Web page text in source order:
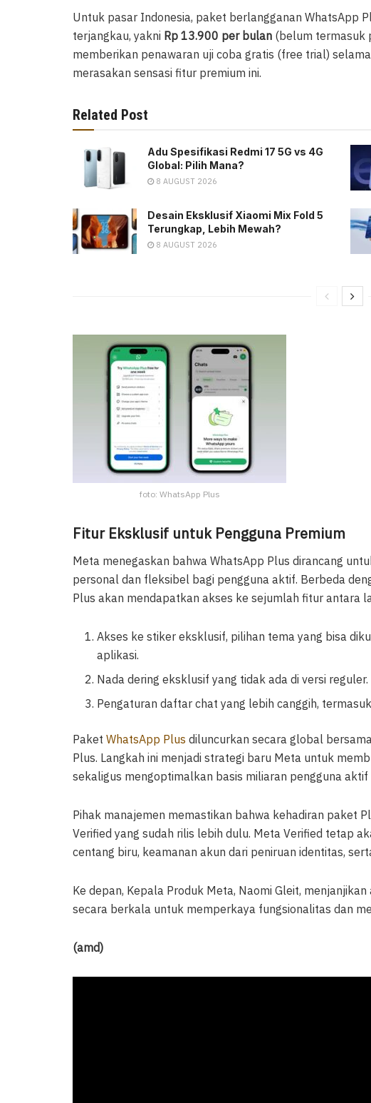
Untuk pasar Indonesia, paket berlangganan WhatsApp
terjangkau, yakni Rp 13.900 per bulan (belum termasuk
memberikan penawaran uji coba gratis (free trial)
merasakan sensasi fitur premium ini.
Related Post
Adu Spesifikasi Redmi 17 5G vs 4G
Global: Pilih Mana?
8 AUGUST 2026
Desain Eksklusif Xiaomi Mix Fold 5
Terungkap, Lebih Mewah?
8 AUGUST 2026
foto: WhatsApp Plus
Fitur Eksklusif untuk Pengguna Premium
Meta menegaskan bahwa WhatsApp Plus dirancang
personal dan fleksibel bagi pengguna aktif. Berbeda
Plus akan mendapatkan akses ke sejumlah fitur antara
Akses ke stiker eksklusif, pilihan tema yang bisa
aplikasi.
Nada dering eksklusif yang tidak ada di versi reguler.
Pengaturan daftar chat yang lebih canggih,
Paket WhatsApp Plus diluncurkan secara global
Plus. Langkah ini menjadi strategi baru Meta untuk
sekaligus mengoptimalkan basis miliaran pengguna aktif
Pihak manajemen memastikan bahwa kehadiran paket
Verified yang sudah rilis lebih dulu. Meta Verified tetap
centang biru, keamanan akun dari peniruan identitas,
Ke depan, Kepala Produk Meta, Naomi Gleit,
secara berkala untuk memperkaya fungsionalitas dan
(amd)